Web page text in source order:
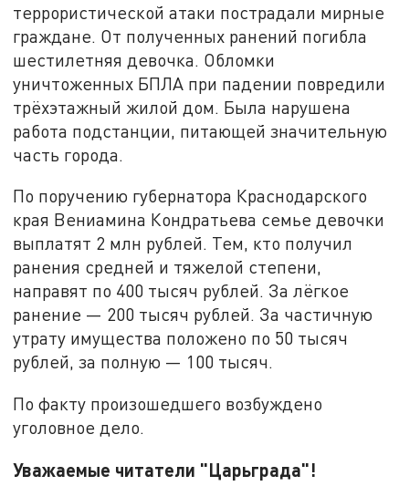
террористической атаки пострадали мирные
граждане. От полученных ранений погибла
шестилетняя девочка. Обломки
уничтоженных БПЛА при падении повредили
трёхэтажный жилой дом. Была нарушена
работа подстанции, питающей значительную
часть города.
По поручению губернатора Краснодарского
края Вениамина Кондратьева семье девочки
выплатят 2 млн рублей. Тем, кто получил
ранения средней и тяжелой степени,
направят по 400 тысяч рублей. За лёгкое
ранение — 200 тысяч рублей. За частичную
утрату имущества положено по 50 тысяч
рублей, за полную — 100 тысяч.
По факту произошедшего возбуждено
уголовное дело.
Уважаемые читатели "Царьграда"!